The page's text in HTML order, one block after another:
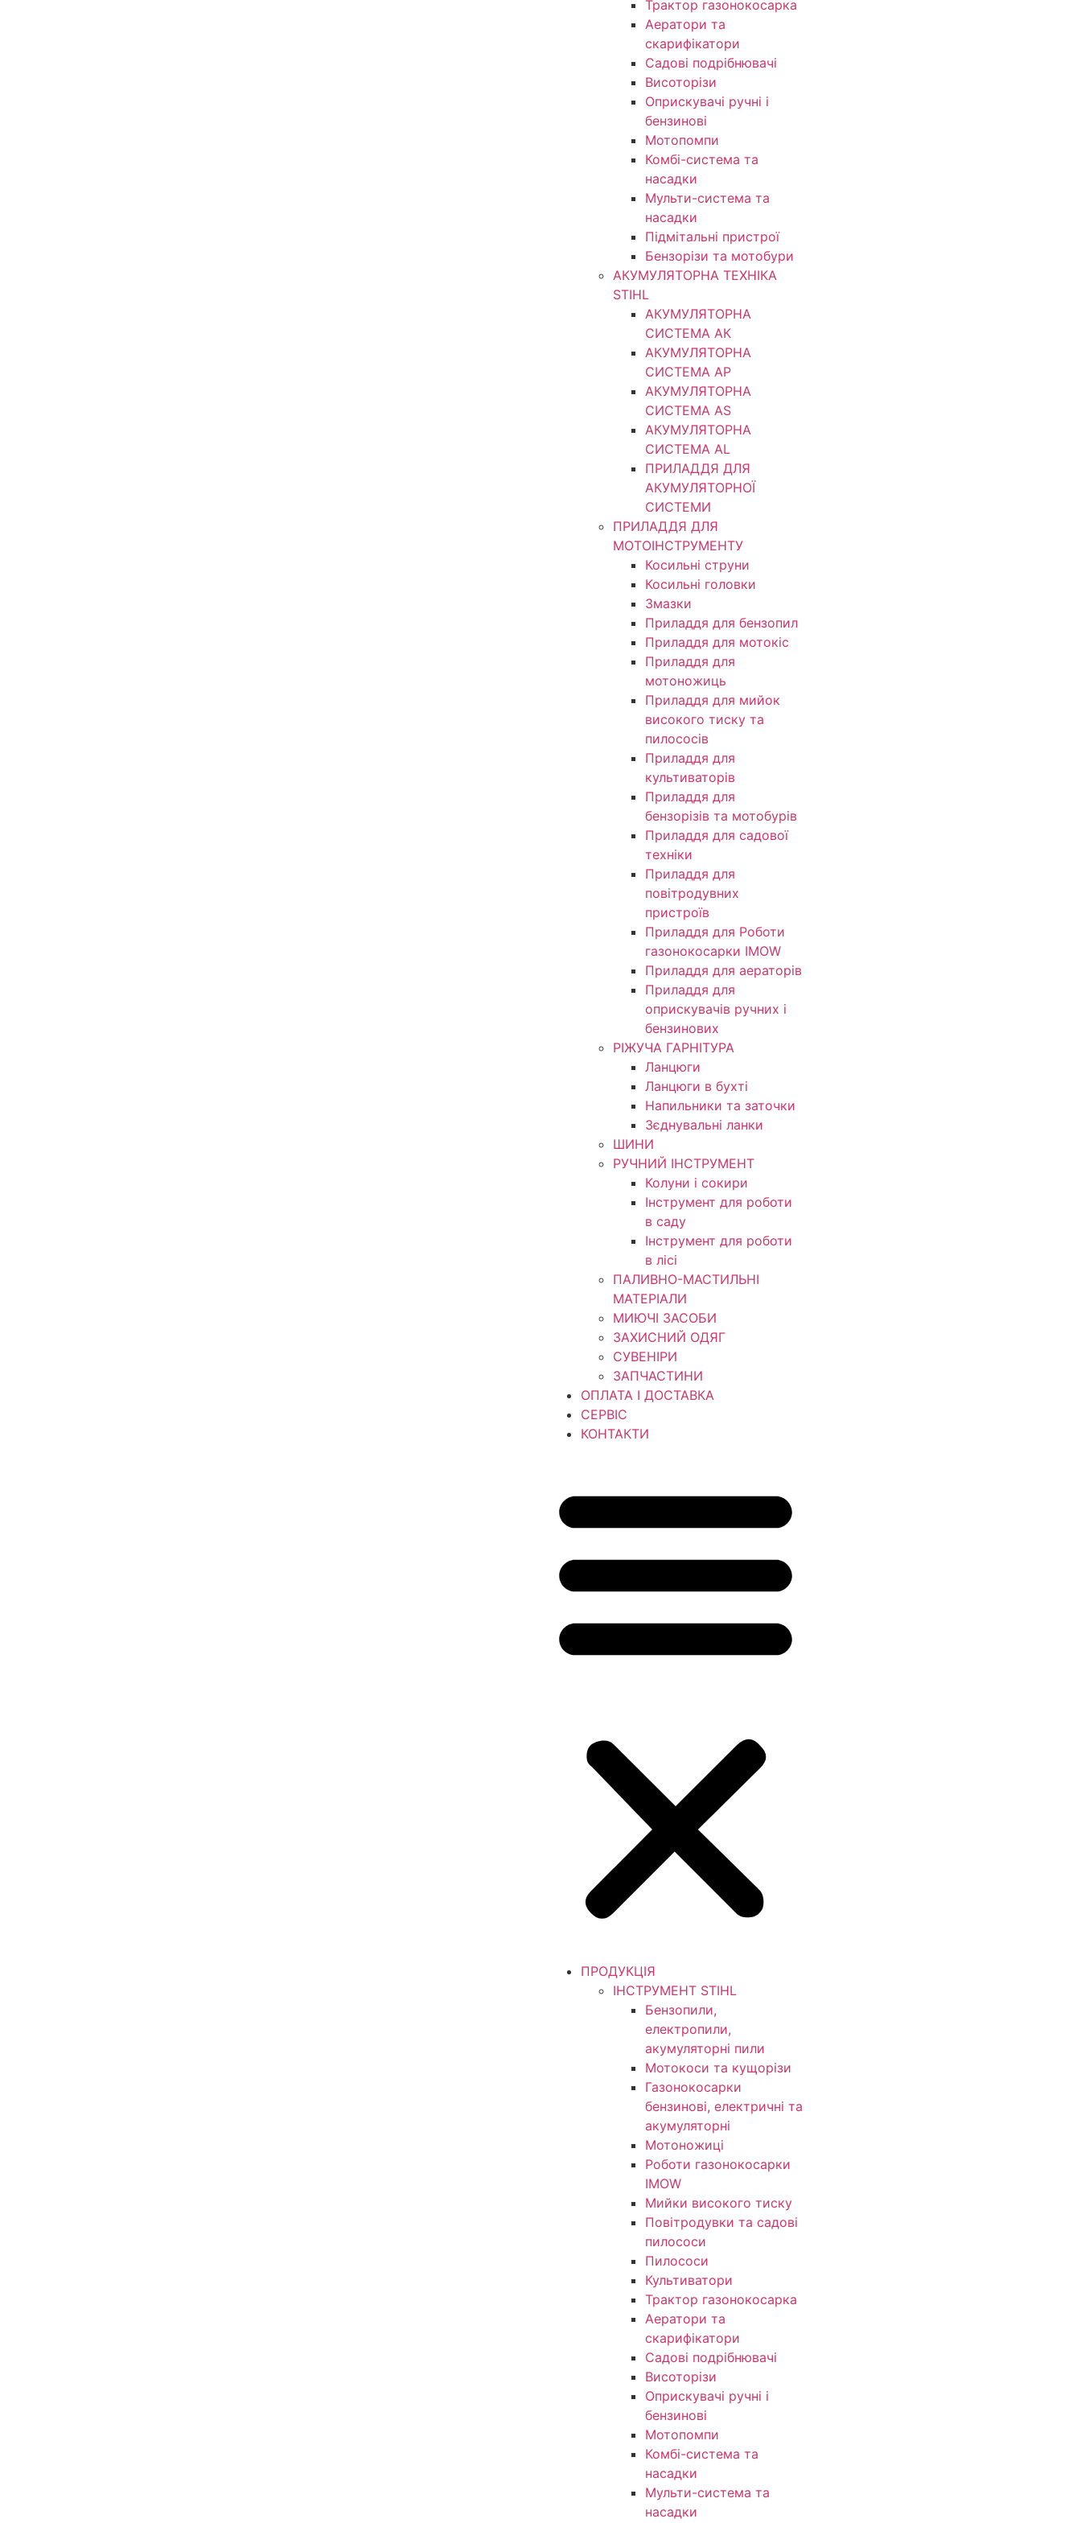
Трактор газонокосарка
Аератори та
скарифікатори
Садові подрібнювачі
Висоторізи
Оприскувачі ручні і
бензинові
Мотопомпи
Комбі-система та
насадки
Мульти-система та
насадки
Підмітальні пристрої
Бензорізи та мотобури
АКУМУЛЯТОРНА ТЕХНІКА
STIHL
АКУМУЛЯТОРНА
СИСТЕМА АК
АКУМУЛЯТОРНА
СИСТЕМА АР
АКУМУЛЯТОРНА
СИСТЕМА AS
АКУМУЛЯТОРНА
СИСТЕМА AL
ПРИЛАДДЯ ДЛЯ
АКУМУЛЯТОРНОЇ
СИСТЕМИ
ПРИЛАДДЯ ДЛЯ
МОТОІНСТРУМЕНТУ
Косильні струни
Косильні головки
Змазки
Приладдя для бензопил
Приладдя для мотокіс
Приладдя для
мотоножиць
Приладдя для мийок
високого тиску та
пилососів
Приладдя для
культиваторів
Приладдя для
бензорізів та мотобурів
Приладдя для садової
техніки
Приладдя для
повітродувних
пристроїв
Приладдя для Роботи
газонокосарки IMOW
Приладдя для аераторів
Приладдя для
оприскувачів ручних і
бензинових
РІЖУЧА ГАРНІТУРА
Ланцюги
Ланцюги в бухті
Напильники та заточки
Зєднувальні ланки
ШИНИ
РУЧНИЙ ІНСТРУМЕНТ
Колуни і сокири
Інструмент для роботи
в саду
Інструмент для роботи
в лісі
ПАЛИВНО-МАСТИЛЬНІ
МАТЕРІАЛИ
МИЮЧІ ЗАСОБИ
ЗАХИСНИЙ ОДЯГ
СУВЕНІРИ
ЗАПЧАСТИНИ
ОПЛАТА І ДОСТАВКА
СЕРВІС
КОНТАКТИ
ПРОДУКЦІЯ
ІНСТРУМЕНТ STIHL
Бензопили,
електропили,
акумуляторні пили
Мотокоси та кущорізи
Газонокосарки
бензинові, електричні та
акумуляторні
Мотоножиці
Роботи газонокосарки
IMOW
Мийки високого тиску
Повітродувки та садові
пилососи
Пилососи
Культиватори
Трактор газонокосарка
Аератори та
скарифікатори
Садові подрібнювачі
Висоторізи
Оприскувачі ручні і
бензинові
Мотопомпи
Комбі-система та
насадки
Мульти-система та
насадки